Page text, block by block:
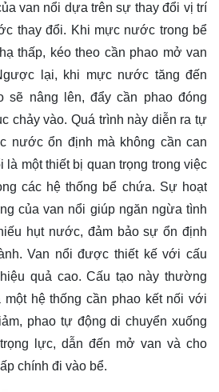
van nổi dựa trên sự thay đổi vị trí
thay đổi. Khi mực nước trong bể
thấp, kéo theo cần phao mở van
lại, khi mực nước tăng đến
sẽ nâng lên, đẩy cần phao đóng
chảy vào. Quá trình này diễn ra tự
nước ổn định mà không cần can
là một thiết bị quan trọng trong việc
các hệ thống bể chứa. Sự hoạt
của van nổi giúp ngăn ngừa tình
hụt nước, đảm bảo sự ổn định
Van nổi được thiết kế với cấu
quả cao. Cấu tạo này thường
một hệ thống cần phao kết nối với
phao tự động di chuyển xuống
lực, dẫn đến mở van và cho
chính đi vào bể.